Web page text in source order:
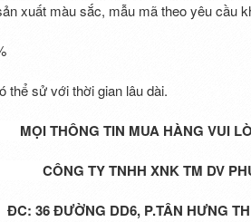
xuất màu sắc, mẫu mã theo yêu cầu
thể sử với thời gian lâu dài.
MỌI THÔNG TIN MUA HÀNG VUI
CÔNG TY TNHH XNK TM DV
ĐC: 36 ĐƯỜNG DD6, P.TÂN HƯNG